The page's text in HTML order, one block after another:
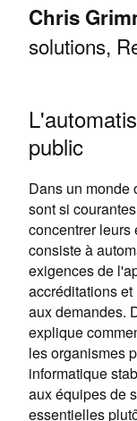
Chris
solutions,
public
Dans un monde
sont si
concentrer leurs
consiste à
exigences de
accréditations
aux demandes.
explique
les organismes
informatique
aux équipes de
essentielles